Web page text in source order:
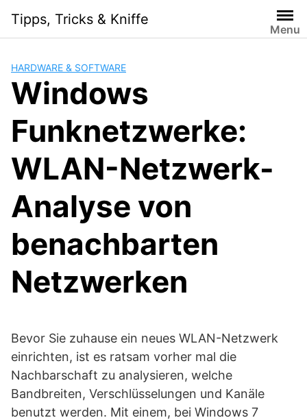
content
Tipps, Tricks & Kniffe
Menu
HARDWARE & SOFTWARE
Windows
Funknetzwerke:
WLAN-Netzwerk-
Analyse von
benachbarten
Netzwerken
Bevor Sie zuhause ein neues WLAN-Netzwerk
einrichten, ist es ratsam vorher mal die
Nachbarschaft zu analysieren, welche
Bandbreiten, Verschlüsselungen und Kanäle
benutzt werden. Mit einem, bei Windows 7